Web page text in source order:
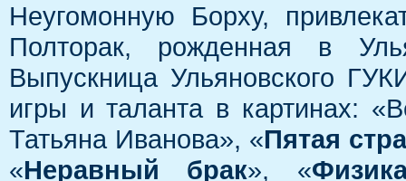
Неугомонную Борху,
Полторак, рожденная в
Выпускница Ульяновского
игры и таланта в картинах:
Татьяна Иванова», «Пятая
«Неравный брак», «